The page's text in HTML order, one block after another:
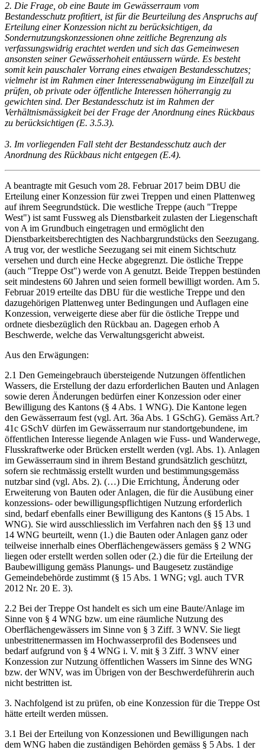
2. Die Frage, ob eine Baute im Gewässerraum vom
Bestandesschutz profitiert, ist für die Beurteilung des Anspruchs auf
Erteilung einer Konzession nicht zu berücksichtigen, da
Sondernutzungskonzessionen ohne zeitliche Begrenzung als
verfassungswidrig erachtet werden und sich das Gemeinwesen
ansonsten seiner Gewässerhoheit entäussern würde. Es besteht
somit kein pauschaler Vorrang eines etwaigen Bestandesschutzes;
vielmehr ist im Rahmen einer Interessenabwägung im Einzelfall zu
prüfen, ob private oder öffentliche Interessen höherrangig zu
gewichten sind. Der Bestandesschutz ist im Rahmen der
Verhältnismässigkeit bei der Frage der Anordnung eines Rückbaus
zu berücksichtigen (E. 3.5.3).
3. Im vorliegenden Fall steht der Bestandesschutz auch der
Anordnung des Rückbaus nicht entgegen (E.4).
A beantragte mit Gesuch vom 28. Februar 2017 beim DBU die
Erteilung einer Konzession für zwei Treppen und einen Plattenweg
auf ihrem Seegrundstück. Die westliche Treppe (auch "Treppe
West") ist samt Fussweg als Dienstbarkeit zulasten der Liegenschaft
von A im Grundbuch eingetragen und ermöglicht den
Dienstbarkeitsberechtigten des Nachbargrundstücks den Seezugang.
A trug vor, der westliche Seezugang sei mit einem Sichtschutz
versehen und durch eine Hecke abgegrenzt. Die östliche Treppe
(auch "Treppe Ost") werde von A genutzt. Beide Treppen bestünden
seit mindestens 60 Jahren und seien formell bewilligt worden. Am 5.
Februar 2019 erteilte das DBU für die westliche Treppe und den
dazugehörigen Plattenweg unter Bedingungen und Auflagen eine
Konzession, verweigerte diese aber für die östliche Treppe und
ordnete diesbezüglich den Rückbau an. Dagegen erhob A
Beschwerde, welche das Verwaltungsgericht abweist.
Aus den Erwägungen:
2.1 Den Gemeingebrauch übersteigende Nutzungen öffentlichen
Wassers, die Erstellung der dazu erforderlichen Bauten und Anlagen
sowie deren Änderungen bedürfen einer Konzession oder einer
Bewilligung des Kantons (§ 4 Abs. 1 WNG). Die Kantone legen
den Gewässerraum fest (vgl. Art. 36a Abs. 1 GSchG). Gemäss Art.?
41c GSchV dürfen im Gewässerraum nur standortgebundene, im
öffentlichen Interesse liegende Anlagen wie Fuss- und Wanderwege,
Flusskraftwerke oder Brücken erstellt werden (vgl. Abs. 1). Anlagen
im Gewässerraum sind in ihrem Bestand grundsätzlich geschützt,
sofern sie rechtmässig erstellt wurden und bestimmungsgemäss
nutzbar sind (vgl. Abs. 2). (…) Die Errichtung, Änderung oder
Erweiterung von Bauten oder Anlagen, die für die Ausübung einer
konzessions- oder bewilligungspflichtigen Nutzung erforderlich
sind, bedarf ebenfalls einer Bewilligung des Kantons (§ 15 Abs. 1
WNG). Sie wird ausschliesslich im Verfahren nach den §§ 13 und
14 WNG beurteilt, wenn (1.) die Bauten oder Anlagen ganz oder
teilweise innerhalb eines Oberflächengewässers gemäss § 2 WNG
liegen oder erstellt werden sollen oder (2.) die für die Erteilung der
Baubewilligung gemäss Planungs- und Baugesetz zuständige
Gemeindebehörde zustimmt (§ 15 Abs. 1 WNG; vgl. auch TVR
2012 Nr. 20 E. 3).
2.2 Bei der Treppe Ost handelt es sich um eine Baute/Anlage im
Sinne von § 4 WNG bzw. um eine räumliche Nutzung des
Oberflächengewässers im Sinne von § 3 Ziff. 3 WNV. Sie liegt
unbestrittenermassen im Hochwasserprofil des Bodensees und
bedarf aufgrund von § 4 WNG i. V. mit § 3 Ziff. 3 WNV einer
Konzession zur Nutzung öffentlichen Wassers im Sinne des WNG
bzw. der WNV, was im Übrigen von der Beschwerdeführerin auch
nicht bestritten ist.
3. Nachfolgend ist zu prüfen, ob eine Konzession für die Treppe Ost
hätte erteilt werden müssen.
3.1 Bei der Erteilung von Konzessionen und Bewilligungen nach
dem WNG haben die zuständigen Behörden gemäss § 5 Abs. 1 der